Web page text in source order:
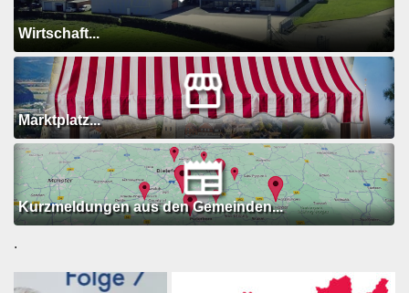
Wirtschaft...
Marktplatz...
Kurzmeldungen aus den Gemeinden...
.